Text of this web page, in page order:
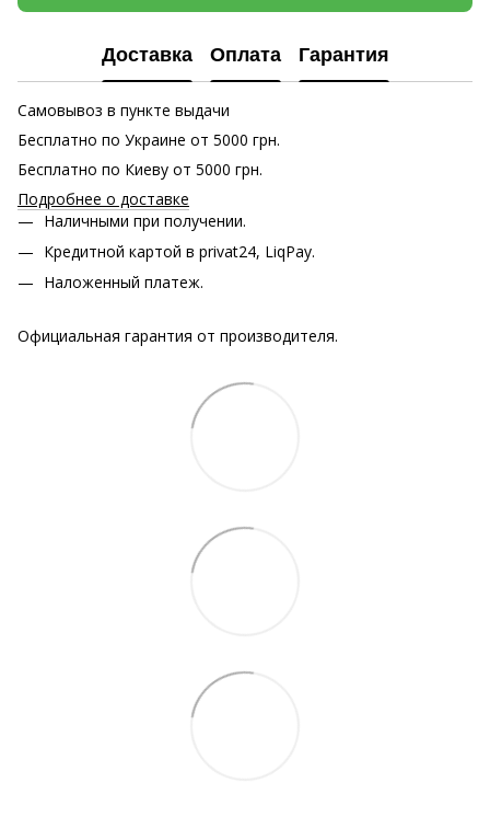
Доставка Оплата Гарантия
Самовывоз в пункте выдачи
Бесплатно по Украине от 5000 грн.
Бесплатно по Киеву от 5000 грн.
Подробнее о доставке
Наличными при получении.
Кредитной картой в privat24, LiqPay.
Наложенный платеж.
Официальная гарантия от производителя.